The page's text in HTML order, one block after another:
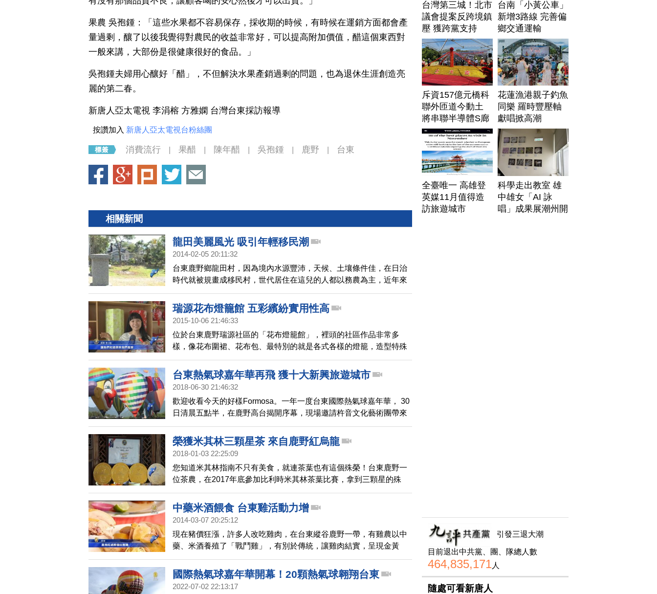
果農 吳孢鍾：「這些水果都不容易保存，採收期的時候，有時候在運銷方面都會產
量過剩，釀了以後我覺得對農民的收益非常好，可以提高附加價值，醋這個東西對
一般來講，大部份是很健康很好的食品。」
吳孢鍾夫婦用心釀好「醋」，不但解決水果產銷過剩的問題，也為退休生涯創造亮
麗的第二春。
新唐人亞太電視 李涓榕 方雅嫻 台灣台東採訪報導
按讚加入 新唐人亞太電視台粉絲團
消費流行 果醋 陳年醋 吳孢鍾 鹿野 台東
相關新聞
龍田美麗風光 吸引年輕移民潮
2014-02-05 20:11:32
台東鹿野鄉龍田村，因為境內水源豐沛，天候、土壤條件佳，在日治
時代就被規畫成移民村，世代居住在這兒的人都以務農為主，近年來
在鄉公所以及當地人的努力下，改善聯外道路、興建遊憩設施，慢慢
地吸引了一些外地的年輕人到這來定居，過著慢活的生活。
瑞源花布燈籠館 五彩繽紛實用性高
2015-10-06 21:46:33
位於台東鹿野瑞源社區的「花布燈籠館」，裡頭的社區作品非常多
樣，像花布圍裙、花布包、最特別的就是各式各樣的燈籠，造型特殊
相當吸睛，也表達了客家「硬頸」精神。
台東熱氣球嘉年華再飛 獲十大新興旅遊城市
2018-06-30 21:46:32
歡迎收看今天的好樣Formosa。一年一度台東國際熱氣球嘉年華， 30
日清晨五點半，在鹿野高台揭開序幕，現場邀請杵音文化藝術團帶來
阿美族祈福舞及歌曲，接著24顆熱氣球陸續啟航，把藍天點綴的五彩
繽紛。
榮獲米其林三顆星茶 來自鹿野紅烏龍
2018-01-03 22:25:09
您知道米其林指南不只有美食，就連茶葉也有這個殊榮！台東鹿野一
位茶農，在2017年底參加比利時米其林茶葉比賽，拿到三顆星的殊
榮，堪稱台灣茶界楷模，她是如何做到的呢？一起去看看。
中藥米酒餵食 台東雞活動力增
2014-03-07 20:25:12
現在豬價狂漲，許多人改吃雞肉，在台東縱谷鹿野一帶，有雞農以中
藥、米酒養殖了「戰鬥雞」，有別於傳統，讓雞肉結實，呈現金黃
色，口感多汁又鮮甜，也成為遊客口耳相傳的名菜。
國際熱氣球嘉年華開幕！20顆熱氣球翱翔台東
2022-07-02 22:13:17
台灣第三城！北市
議會提案反跨境鎮
壓 獲跨黨支持
台南「小黃公車」
新增3路線 完善偏
鄉交通運輸
斥資157億元橋科
聯外匝道今動土
將串聯半導體S廊
帶
花蓮漁港親子釣魚
同樂 羅時豐壓軸
獻唱掀高潮
全臺唯一 高雄登
英媒11月值得造
訪旅遊城市
科學走出教室 雄
中雄女「AI 詠
唱」成果展潮州開
引發三退大潮
目前退出中共黨、團、隊總人數
464,835,171人
隨處可看新唐人